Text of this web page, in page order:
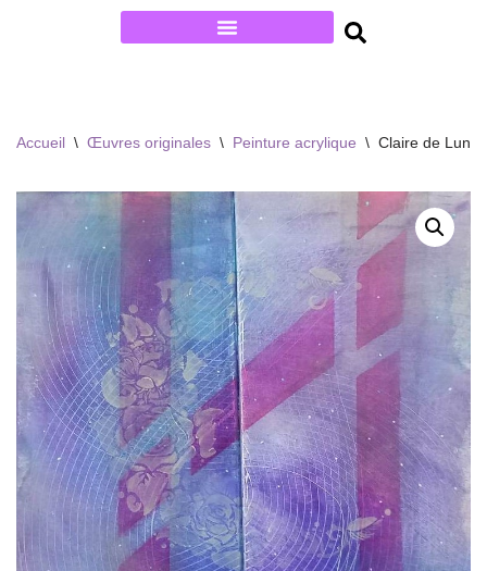
Accueil \ Œuvres originales \ Peinture acrylique \ Claire de Lune